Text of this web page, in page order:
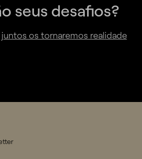
seus desafios?
juntos os tornaremos realidade